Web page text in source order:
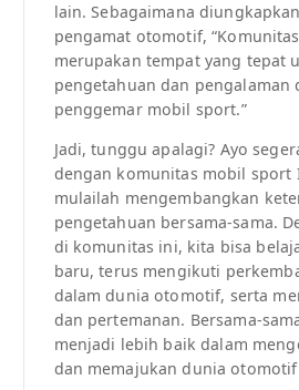
lain. Sebagaimana
pengamat otomotif,
merupakan tempat yang tepat
pengetahuan dan pengalaman
penggemar mobil sport.”
Jadi, tunggu apalagi? Ayo
dengan komunitas mobil sport
mulailah mengembangkan
pengetahuan bersama-sama.
di komunitas ini, kita bisa
baru, terus mengikuti
dalam dunia otomotif, serta
dan pertemanan. Bersama-
menjadi lebih baik dalam
dan memajukan dunia